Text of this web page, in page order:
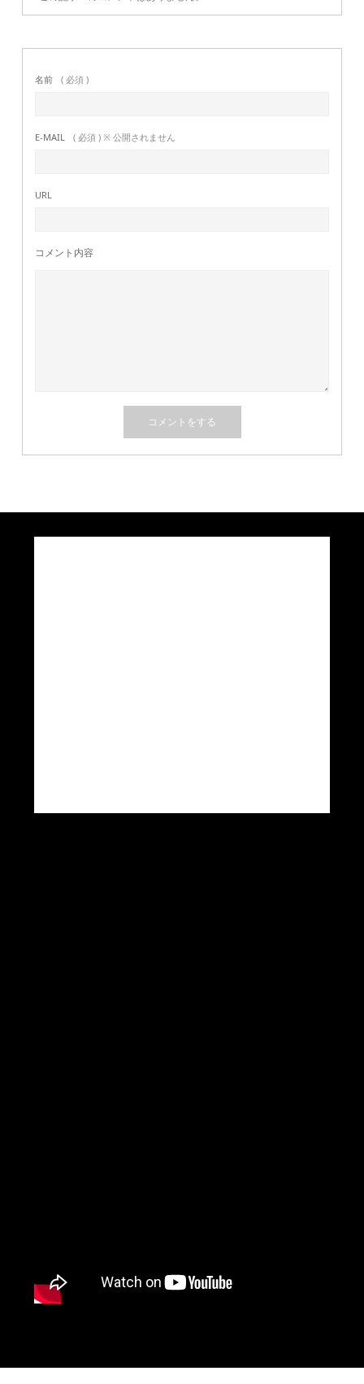
名前 ( 必須 )
E-MAIL ( 必須 ) ※ 公開されません
URL
コメント内容